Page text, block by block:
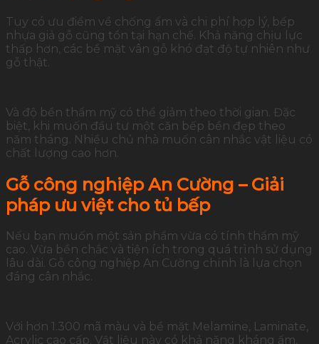
Tuy có ưu điểm về chống ẩm và chi phí hợp lý, bếp
nhựa giả gỗ cũng tồn tại hạn chế. Khả năng chịu lực
thấp hơn, các bề mặt vân gỗ khó đạt độ tự nhiên như
gỗ thật.
Và độ bền thẩm mỹ có thể giảm theo thời gian. Đặc
biệt, khi muốn đầu tư một căn bếp bền đẹp theo
năm tháng. Nhiều chủ nhà muốn cân nhắc vật liệu có
chất lượng cao hơn.
Gỗ công nghiệp An Cường – Giải
pháp ưu việt cho tủ bếp
Nếu bạn muốn một sản phẩm vừa có tính thẩm mỹ
cao. Vừa bền chắc và tiện ích trong quá trình sử dụng
lâu dài. Gỗ công nghiệp An Cường chính là lựa chọn
đáng cân nhắc.
Với hơn 1.300 mã màu và bề mặt Melamine, Laminate,
Acrylic cao cấp. Vật liệu này có khả năng kháng ẩm,